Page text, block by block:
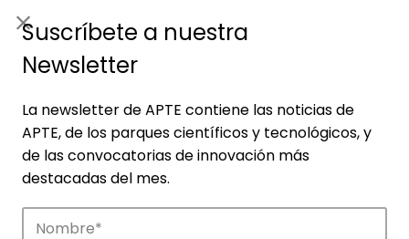
Suscríbete a nuestra
Newsletter
La newsletter de APTE contiene las noticias de
APTE, de los parques científicos y tecnológicos, y
de las convocatorias de innovación más
destacadas del mes.